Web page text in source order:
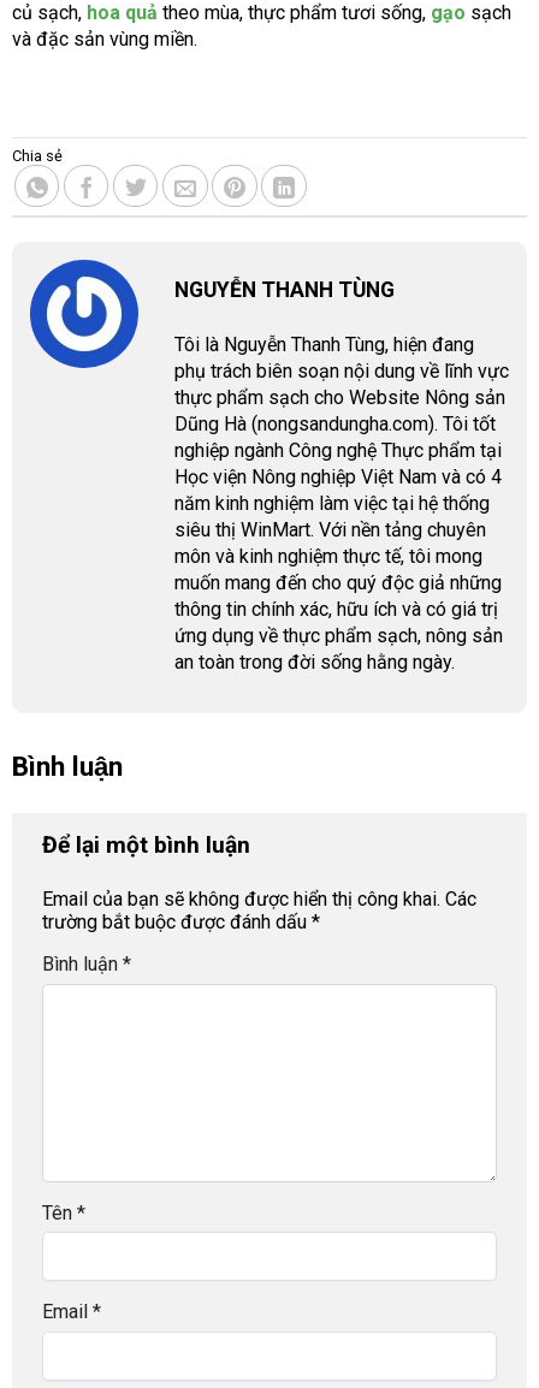
củ sạch, hoa quả theo mùa, thực phẩm tươi sống, gạo sạch
và đặc sản vùng miền.
Chia sẻ
NGUYỄN THANH TÙNG
Tôi là Nguyễn Thanh Tùng, hiện đang
phụ trách biên soạn nội dung về lĩnh vực
thực phẩm sạch cho Website Nông sản
Dũng Hà (nongsandungha.com). Tôi tốt
nghiệp ngành Công nghệ Thực phẩm tại
Học viện Nông nghiệp Việt Nam và có 4
năm kinh nghiệm làm việc tại hệ thống
siêu thị WinMart. Với nền tảng chuyên
môn và kinh nghiệm thực tế, tôi mong
muốn mang đến cho quý độc giả những
thông tin chính xác, hữu ích và có giá trị
ứng dụng về thực phẩm sạch, nông sản
an toàn trong đời sống hằng ngày.
Bình luận
Để lại một bình luận
Email của bạn sẽ không được hiển thị công khai. Các
trường bắt buộc được đánh dấu *
Bình luận *
Tên *
Email *